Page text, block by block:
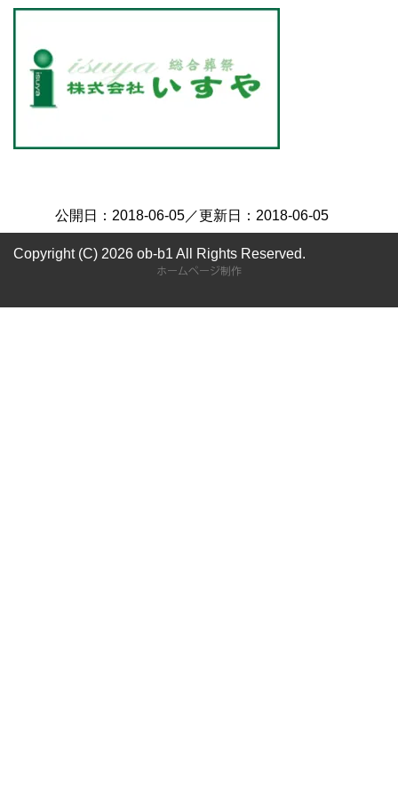
公開日： 2018-06-05／更新日： 2018-06-05
Copyright (C) 2026 ob-b1 All Rights Reserved.